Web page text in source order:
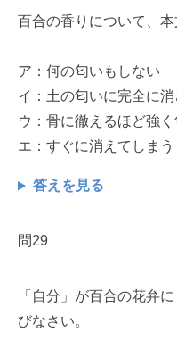
百合の香りについて、
ア：何の匂いもしない
イ：土の匂いに完全に消
ウ：骨に徹えるほど強く
エ：すぐに消えてしまう
答えを見る
問29
「自分」が百合の花弁
びなさい。